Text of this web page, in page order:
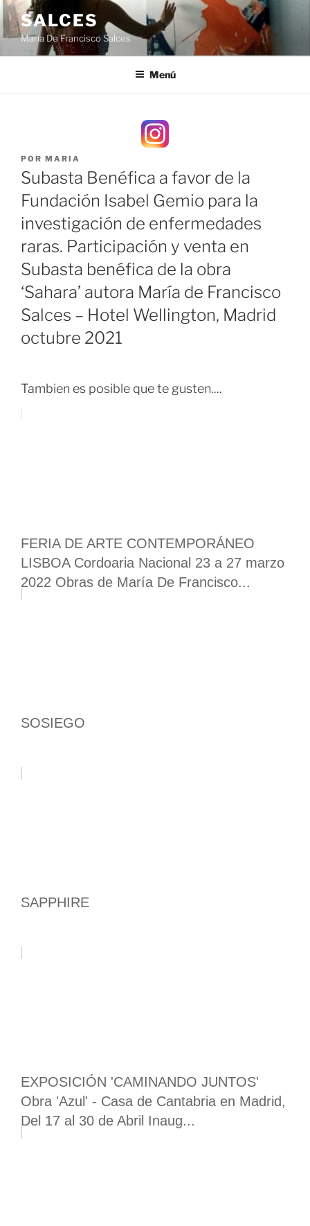
Saltar
contenido
SALCES
María De Francisco Salces
Menú
PUBLICADO
EL
POR MARIA
Subasta Benéfica a favor de la
Fundación Isabel Gemio para la
investigación de enfermedades
raras. Participación y venta en
Subasta benéfica de la obra
‘Sahara’ autora María de Francisco
Salces – Hotel Wellington, Madrid
octubre 2021
Tambien es posible que te gusten....
FERIA DE ARTE CONTEMPORÁNEO
LISBOA Cordoaria Nacional 23 a 27 marzo
2022 Obras de María De Francisco...
SOSIEGO
SAPPHIRE
EXPOSICIÓN 'CAMINANDO JUNTOS'
Obra 'Azul' - Casa de Cantabria en Madrid,
Del 17 al 30 de Abril Inaug...